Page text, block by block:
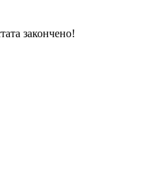
закончено!